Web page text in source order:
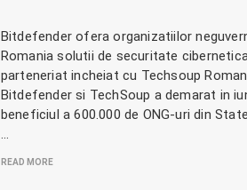
Bitdefender ofera organizatiilor
Romania solutii de securitate
parteneriat incheiat cu Techsoup
Bitdefender si TechSoup a demarat in
beneficiul a 600.000 de ONG-uri din
…
READ MORE